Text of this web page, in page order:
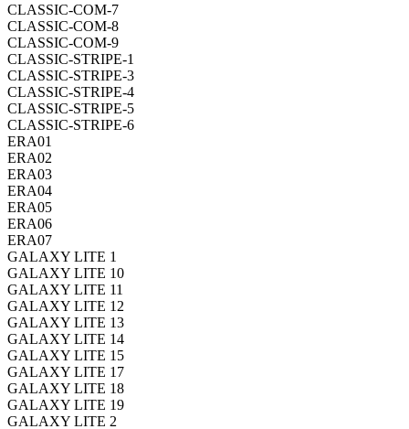
CLASSIC-COM-7
CLASSIC-COM-8
CLASSIC-COM-9
CLASSIC-STRIPE-1
CLASSIC-STRIPE-3
CLASSIC-STRIPE-4
CLASSIC-STRIPE-5
CLASSIC-STRIPE-6
ERA01
ERA02
ERA03
ERA04
ERA05
ERA06
ERA07
GALAXY LITE 1
GALAXY LITE 10
GALAXY LITE 11
GALAXY LITE 12
GALAXY LITE 13
GALAXY LITE 14
GALAXY LITE 15
GALAXY LITE 17
GALAXY LITE 18
GALAXY LITE 19
GALAXY LITE 2